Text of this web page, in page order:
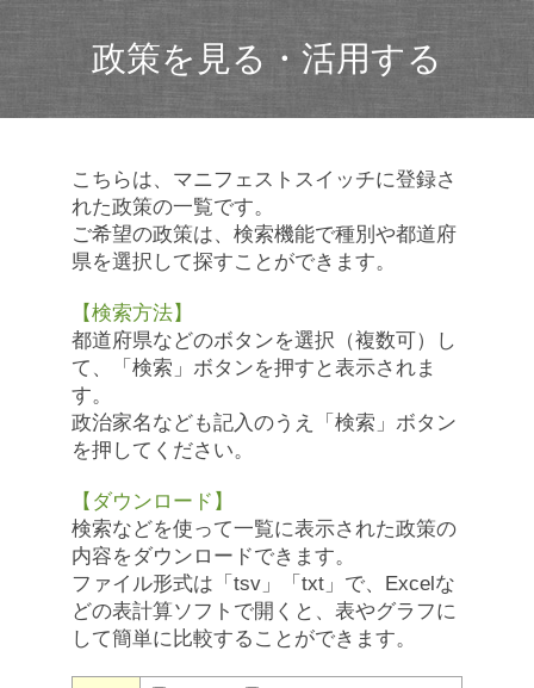
政策を見る・活用する
こちらは、マニフェストスイッチに登録さ
れた政策の一覧です。
ご希望の政策は、検索機能で種別や都道府
県を選択して探すことができます。
【検索方法】
都道府県などのボタンを選択（複数可）し
て、「検索」ボタンを押すと表示されま
す。
政治家名なども記入のうえ「検索」ボタン
を押してください。
【ダウンロード】
検索などを使って一覧に表示された政策の
内容をダウンロードできます。
ファイル形式は「tsv」「txt」で、Excelな
どの表計算ソフトで開くと、表やグラフに
して簡単に比較することができます。